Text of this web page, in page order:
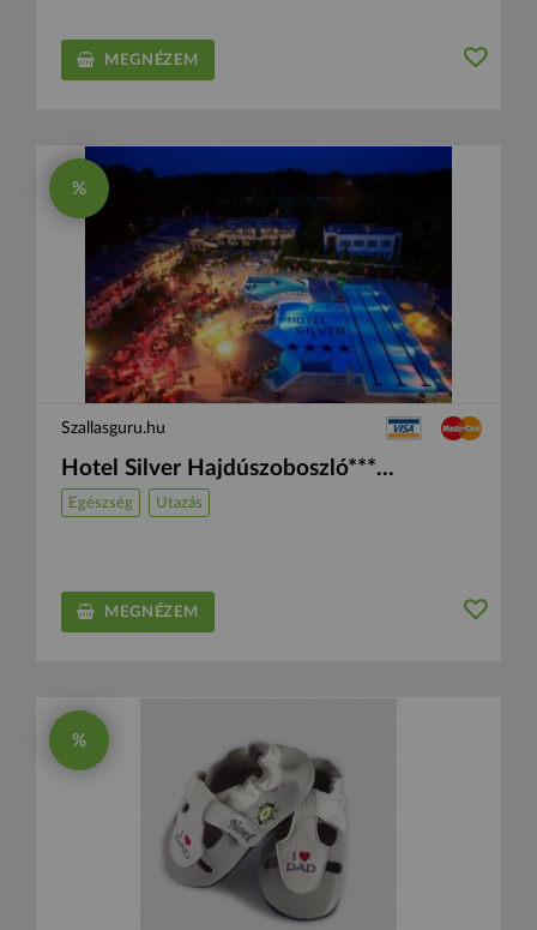
MEGNÉZEM
%
Szallasguru.hu
Hotel Silver Hajdúszoboszló***...
Egészség Utazás
MEGNÉZEM
%